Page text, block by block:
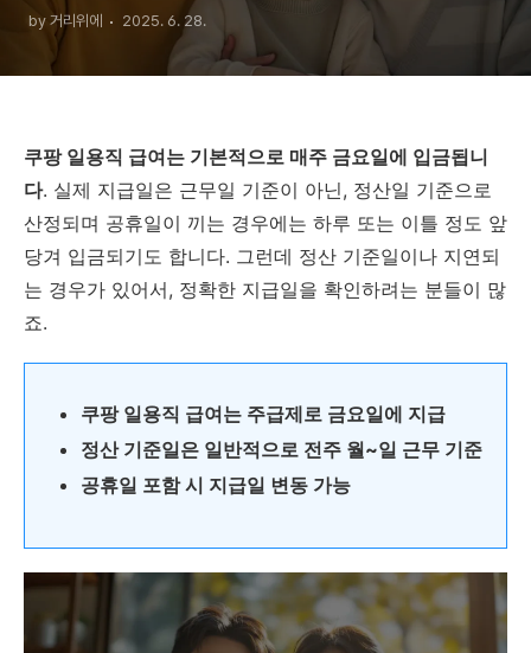
by 거리위에 2025. 6. 28.
쿠팡 일용직 급여는 기본적으로 매주 금요일에 입금됩니
다. 실제 지급일은 근무일 기준이 아닌, 정산일 기준으로
산정되며 공휴일이 끼는 경우에는 하루 또는 이틀 정도 앞
당겨 입금되기도 합니다. 그런데 정산 기준일이나 지연되
는 경우가 있어서, 정확한 지급일을 확인하려는 분들이 많
죠.
쿠팡 일용직 급여는 주급제로 금요일에 지급
정산 기준일은 일반적으로 전주 월~일 근무 기준
공휴일 포함 시 지급일 변동 가능